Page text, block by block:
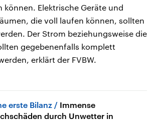
können. Elektrische Geräte und
die voll laufen können, sollten
Der Strom beziehungsweise die
gegebenenfalls komplett
erklärt der FVBW.
erste Bilanz
Immense
durch Unwetter in